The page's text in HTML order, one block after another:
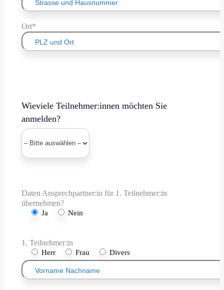
Ort*
Wieviele Teilnehmer:innen möchten Sie
anmelden?
Daten Ansprechpartner:in für 1. Teilnehmer:in
übernehmen?
Ja Nein
1. Teilnehmer:in
Herr Frau Divers